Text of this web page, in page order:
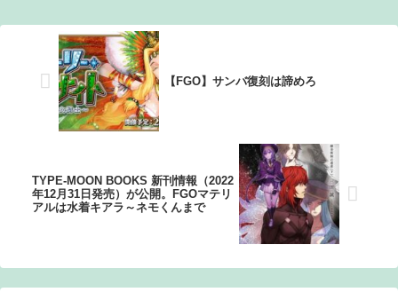
【悲報】有名漫画家「体重の減少が止まりません」→ファ
ンから心配の声：26/08/07のニュース
【FGO】サンバ復刻は諦めろ
TYPE-MOON BOOKS 新刊情報（2022
年12月31日発売）が公開。FGOマテリ
アルは水着キアラ～ネモくんまで